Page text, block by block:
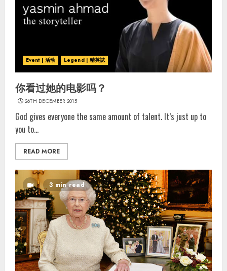
Event | 活动 Legend | 精英誌
你看过她的电影吗？
26TH DECEMBER 2015
God gives everyone the same amount of talent. It’s just up to
you to...
READ MORE
3 min read